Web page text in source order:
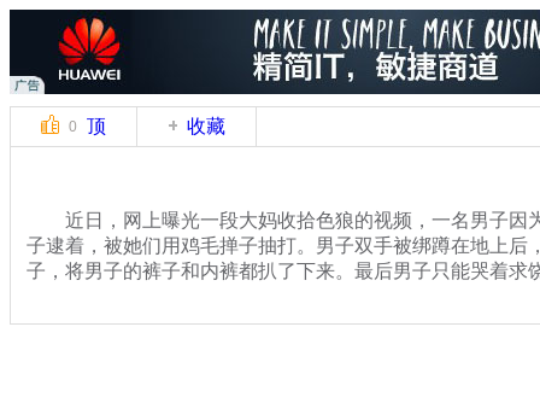
0 顶 收藏
近日，网上曝光一段大妈收拾色狼的视频，一名男子因
子逮着，被她们用鸡毛掸子抽打。男子双手被绑蹲在地上后
子，将男子的裤子和内裤都扒了下来。最后男子只能哭着求